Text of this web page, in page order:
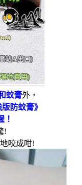
蚊膏外，
版防蚊膏》
！
!
咬成咁!